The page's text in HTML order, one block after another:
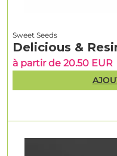
Sweet Seeds
Delicious &
à partir de 20.50 EUR